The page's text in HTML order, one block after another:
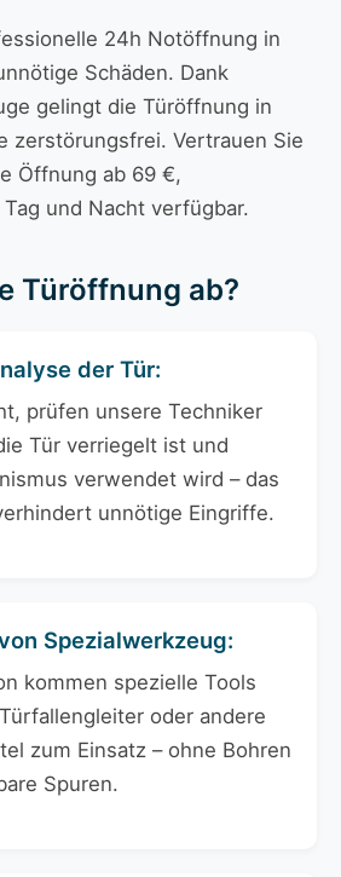
24h Notöffnung in
Schäden. Dank
gelingt die Türöffnung in
zerstörungsfrei. Vertrauen Sie
Öffnung ab 69 €,
und Nacht verfügbar.
Türöffnung ab?
der Tür:
prüfen unsere Techniker
Tür verriegelt ist und
verwendet wird – das
unnötige Eingriffe.
Spezialwerkzeug:
kommen spezielle Tools
oder andere
zum Einsatz – ohne Bohren
Spuren.